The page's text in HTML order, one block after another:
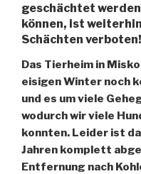
geschächtet
können, ist
Schächten verboten!
Das Tierheim in
eisigen Winter noch
und es um viele
wodurch wir viele
konnten. Leider ist
Jahren komplett
Entfernung nach